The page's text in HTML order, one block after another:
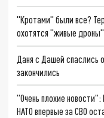
"Кротами" были все?
охотятся "живые дроны"
Даня с Дашей спаслись
закончились
"Очень плохие
НАТО впервые за СВО